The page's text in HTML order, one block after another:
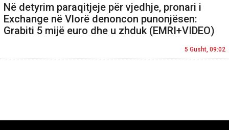
Në detyrim paraqitjeje për vjedhje, pronari i
Exchange në Vlorë denoncon punonjësen:
Grabiti 5 mijë euro dhe u zhduk (EMRI+VIDEO)
5 Gusht, 09:02